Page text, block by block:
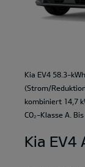
Kia EV4 58.3-
(Strom/
kombiniert 14,7
CO₂-Klasse A.
Kia EV4